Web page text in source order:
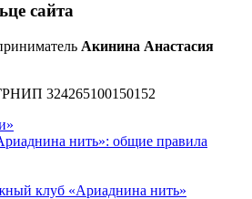
сайта
Акинина Анастасия
324265100150152
нить»: общие правила
клуб «Ариаднина нить»